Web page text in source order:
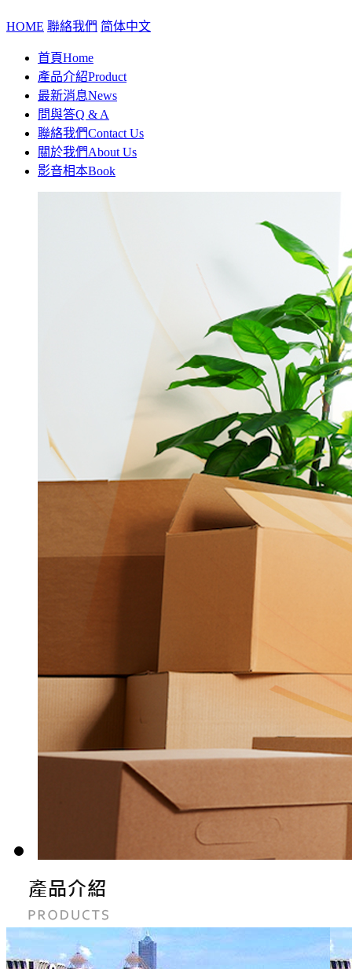
HOME 聯絡我們 简体中文
首頁Home
產品介紹Product
最新消息News
問與答Q & A
聯絡我們Contact Us
關於我們About Us
影音相本Book